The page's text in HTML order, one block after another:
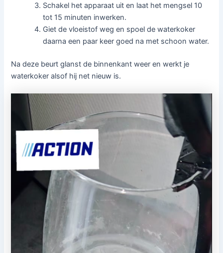
Schakel het apparaat uit en laat het mengsel 10
tot 15 minuten inwerken.
Giet de vloeistof weg en spoel de waterkoker
daarna een paar keer goed na met schoon water.
Na deze beurt glanst de binnenkant weer en werkt je
waterkoker alsof hij net nieuw is.